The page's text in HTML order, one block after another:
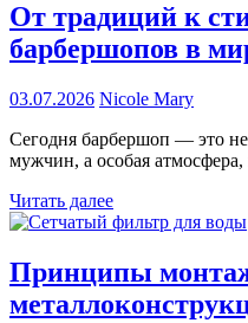
От традиций к
барбершопов в
03.07.2026 Nicole Mary
Сегодня барбершоп — это не
мужчин, а особая
Читать далее
Принципы